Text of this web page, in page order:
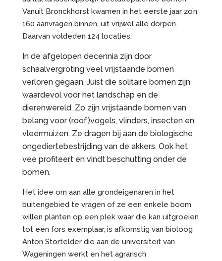
Vanuit Bronckhorst kwamen in het eerste jaar zo’n
160 aanvragen binnen, uit vrijwel alle dorpen.
Daarvan voldeden 124 locaties.
In de afgelopen decennia zijn door
schaalvergroting veel vrijstaande bomen
verloren gegaan. Juist die solitaire bomen zijn
waardevol voor het landschap en de
dierenwereld. Zo zijn vrijstaande bomen van
belang voor (roof)vogels, vlinders, insecten en
vleermuizen. Ze dragen bij aan de biologische
ongediertebestrijding van de akkers. Ook het
vee profiteert en vindt beschutting onder de
bomen.
Het idee om aan alle grondeigenaren in het
buitengebied te vragen of ze een enkele boom
willen planten op een plek waar die kan uitgroeien
tot een fors exemplaar, is afkomstig van bioloog
Anton Stortelder die aan de universiteit van
Wageningen werkt en het agrarisch